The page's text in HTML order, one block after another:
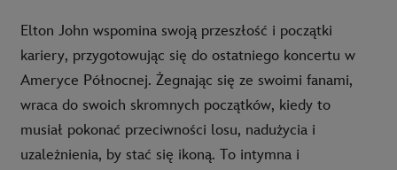
Elton John wspomina swoją przeszłość i początki
kariery, przygotowując się do ostatniego koncertu w
Ameryce Północnej. Żegnając się ze swoimi fanami,
wraca do swoich skromnych początków, kiedy to
musiał pokonać przeciwności losu, nadużycia i
uzależnienia, by stać się ikoną. To intymna i